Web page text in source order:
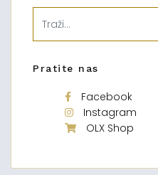
Pratite nas
Facebook
Instagram
OLX Shop